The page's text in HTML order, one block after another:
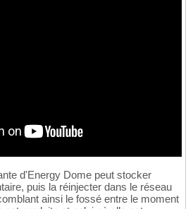
d'Energy Dome peut stocker
puis la réinjecter dans le réseau
ainsi le fossé entre le moment